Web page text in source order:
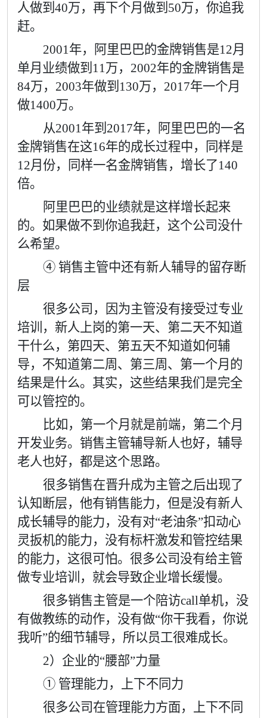
人做到 40万，再下个月做到 50万，你追我
赶。
2001年，阿里巴巴的金牌销售是12月
单月业绩做到 11万， 2002年的金牌销售是
84万， 2003年做到 130万， 2017年一个月
做1400万。
从2001年到 2017年，阿里巴巴的一名
金牌销售在这16年的成长过程中，同样是
12月份，同样一名金牌销售，增长了140
倍。
阿里巴巴的业绩就是这样增长起来
的。如果做不到你追我赶，这个公司没什
么希望。
④ 销售主管中还有新人辅导的留存断
层
很多公司，因为主管没有接受过专业
培训，新人上岗的第一天、第二天不知道
干什么，第四天、第五天不知道如何辅
导，不知道第二周、第三周、第一个月的
结果是什么。其实，这些结果我们是完全
可以管控的。
比如，第一个月就是前端，第二个月
开发业务。销售主管辅导新人也好，辅导
老人也好，都是这个思路。
很多销售在晋升成为主管之后出现了
认知断层，他有销售能力，但是没有新人
成长辅导的能力，没有对“老油条”扣动心
灵扳机的能力，没有标杆激发和管控结果
的能力，这很可怕。很多公司没有给主管
做专业培训，就会导致企业增长缓慢。
很多销售主管是一个陪访call单机，没
有做教练的动作，没有做“你干我看，你说
我听”的细节辅导，所以员工很难成长。
2）企业的“腰部”力量
① 管理能力，上下不同力
很多公司在管理能力方面，上下不同